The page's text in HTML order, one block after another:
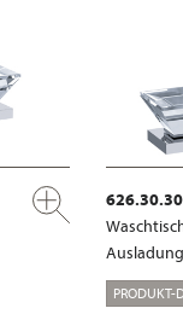
PRODUKT-